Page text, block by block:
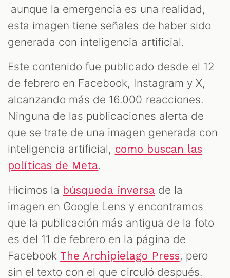
aunque la emergencia es una realidad,
esta imagen tiene señales de haber sido
generada con inteligencia artificial.
Este contenido fue publicado desde el 12
de febrero en Facebook, Instagram y X,
alcanzando más de 16.000 reacciones.
Ninguna de las publicaciones alerta de
que se trate de una imagen generada con
inteligencia artificial, como buscan las
políticas de Meta.
Hicimos la búsqueda inversade la
imagen en Google Lens y encontramos
que la publicación más antigua de la foto
es del 11 de febrero en la página de
Facebook The Archipielago Press, pero
sin el texto con el que circuló después.